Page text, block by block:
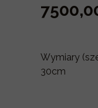
Wymiary
30cm